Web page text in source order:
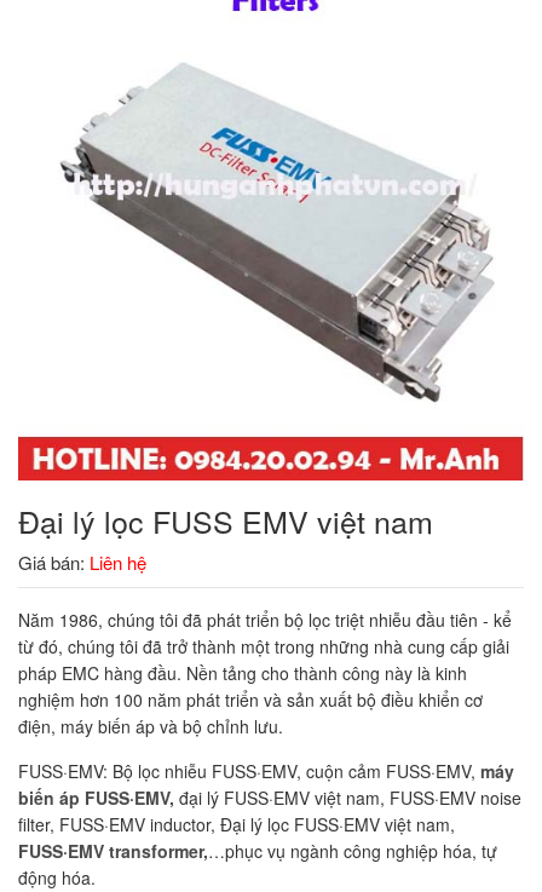
Đại lý lọc FUSS EMV việt nam
Giá bán: Liên hệ
Năm 1986, chúng tôi đã phát triển bộ lọc triệt nhiễu đầu tiên - kể
từ đó, chúng tôi đã trở thành một trong những nhà cung cấp giải
pháp EMC hàng đầu. Nền tảng cho thành công này là kinh
nghiệm hơn 100 năm phát triển và sản xuất bộ điều khiển cơ
điện, máy biến áp và bộ chỉnh lưu.
FUSS·EMV: Bộ lọc nhiễu FUSS·EMV, cuộn cảm FUSS·EMV, máy
biến áp FUSS·EMV, đại lý FUSS·EMV việt nam, FUSS·EMV noise
filter, FUSS·EMV inductor, Đại lý lọc FUSS·EMV việt nam,
FUSS·EMV transformer,…phục vụ ngành công nghiệp hóa, tự
động hóa.